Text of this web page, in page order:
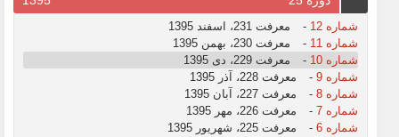
شماره 12 -
معرفت 231، اسفند 1395
شماره 11
-
معرفت 230، بهمن 1395
شماره 10
-
معرفت 229، دی 1395
شماره 9
-
معرفت 228، آذر 1395
شماره 8
-
معرفت 227، آبان 1395
شماره 7
-
معرفت 226، مهر 1395
شماره 6
-
معرفت 225، شهریور 1395